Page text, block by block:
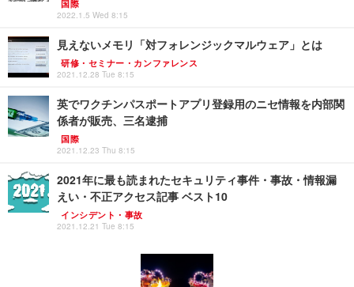
国際
2022.1.5 Wed 8:15
見えないメモリ「対フォレンジックマルウェア」とは
研修・セミナー・カンファレンス
2021.12.28 Tue 8:15
英でワクチンパスポートアプリ登録用のニセ情報を内部関
係者が販売、三名逮捕
国際
2021.12.23 Thu 8:15
2021年に最も読まれたセキュリティ事件・事故・情報漏
えい・不正アクセス記事 ベスト10
インシデント・事故
2021.12.21 Tue 8:15